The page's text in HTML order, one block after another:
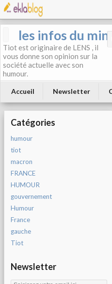
les infos du
Tiot est originaire de LENS , il
vous donne son opinion sur la
société actuelle avec son
humour.
Accueil Newsletter
Catégories
humour
tiot
macron
FRANCE
HUMOUR
gouvernement
Humour
France
gauche
Tiot
Newsletter